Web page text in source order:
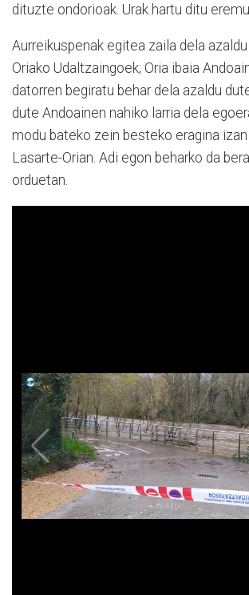
dituzte ondorioak. Urak hartu ditu
Aurreikuspenak egitea zaila dela
Oriako Udaltzaingoek; Oria ibaia
datorren begiratu behar dela azaldu
dute Andoainen nahiko larria dela
modu bateko zein besteko eragina
Lasarte-Orian. Adi egon beharko da
orduetan.